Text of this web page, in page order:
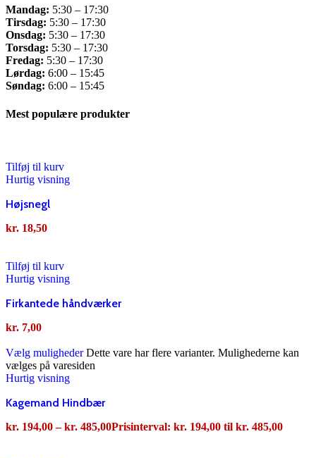
Mandag: 5:30 – 17:30
Tirsdag: 5:30 – 17:30
Onsdag: 5:30 – 17:30
Torsdag: 5:30 – 17:30
Fredag: 5:30 – 17:30
Lørdag: 6:00 – 15:45
Søndag: 6:00 – 15:45
Mest populære produkter
Tilføj til kurv
Hurtig visning
Højsnegl
kr. 18,50
Tilføj til kurv
Hurtig visning
Firkantede håndværker
kr. 7,00
Vælg muligheder Dette vare har flere varianter. Mulighederne kan
vælges på varesiden
Hurtig visning
Kagemand Hindbær
kr. 194,00 – kr. 485,00Prisinterval: kr. 194,00 til kr. 485,00